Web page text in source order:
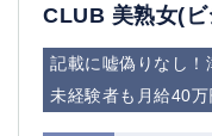
CLUB 美熟女(ビ
記載に嘘偽りなし
未経験者も月給40
成田
西船橋